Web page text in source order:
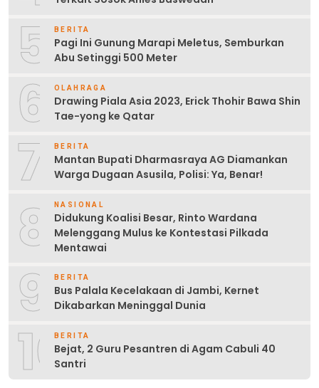
5 BERITA
Pagi Ini Gunung Marapi Meletus, Semburkan
Abu Setinggi 500 Meter
6 OLAHRAGA
Drawing Piala Asia 2023, Erick Thohir Bawa Shin
Tae-yong ke Qatar
7 BERITA
Mantan Bupati Dharmasraya AG Diamankan
Warga Dugaan Asusila, Polisi: Ya, Benar!
8 NASIONAL
Didukung Koalisi Besar, Rinto Wardana
Melenggang Mulus ke Kontestasi Pilkada
Mentawai
9 BERITA
Bus Palala Kecelakaan di Jambi, Kernet
Dikabarkan Meninggal Dunia
10BERITA
Bejat, 2 Guru Pesantren di Agam Cabuli 40
Santri